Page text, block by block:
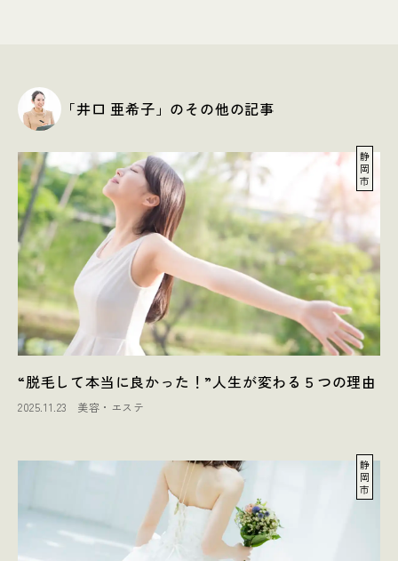
「井口 亜希子」のその他の記事
静
岡
市
“脱毛して本当に良かった！”人生が変わる５つの理由
2025.11.23 美容・エステ
静
岡
市